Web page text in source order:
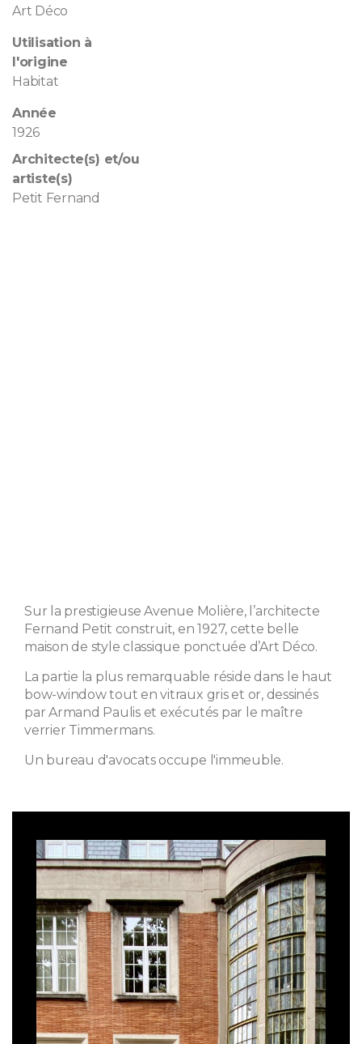
Art Déco
Utilisation à
l'origine
Habitat
Année
1926
Architecte(s) et/ou
artiste(s)
Petit Fernand
Sur la prestigieuse Avenue Molière, l’architecte
Fernand Petit construit, en 1927, cette belle
maison de style classique ponctuée d’Art Déco.
La partie la plus remarquable réside dans le haut
bow-window tout en vitraux gris et or, dessinés
par Armand Paulis et exécutés par le maître
verrier Timmermans.
Un bureau d'avocats occupe l'immeuble.